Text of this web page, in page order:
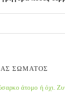
ΣΩΜΑΤΟΣ
άτομο ή όχι.